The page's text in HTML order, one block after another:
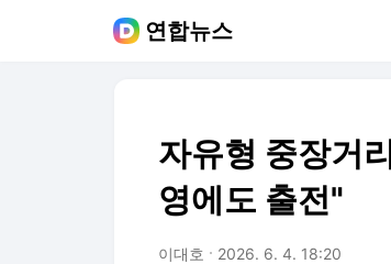
연합뉴스
자유형 중장거
영에도 출전"
이대호 2026. 6. 4. 18:20